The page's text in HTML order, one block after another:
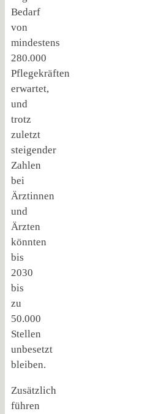
Bedarf
von
mindestens
280.000
Pflegekräften
erwartet,
und
trotz
zuletzt
steigender
Zahlen
bei
Ärztinnen
und
Ärzten
könnten
bis
2030
bis
zu
50.000
Stellen
unbesetzt
bleiben.
Zusätzlich
führen